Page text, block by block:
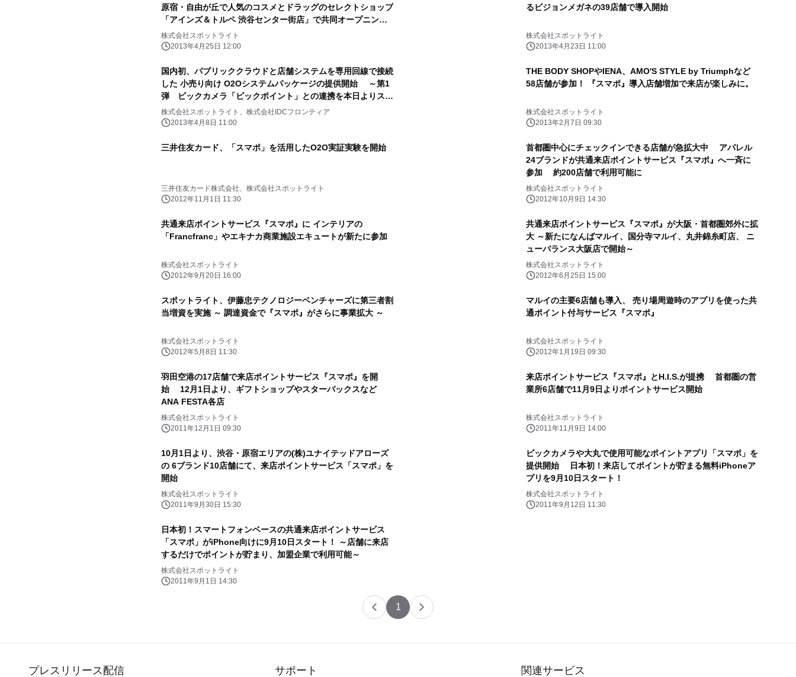
原宿・自由が丘で人気のコスメとドラッグのセレクトショップ
「アインズ＆トルペ 渋谷センター街店」で共同オープニング
イベント開催
株式会社スポットライト
2013年4月25日 12:00
るビジョンメガネの39店舗で導入開始
株式会社スポットライト
2013年4月23日 11:00
国内初、パブリッククラウドと店舗システムを専用回線で接続
した 小売り向け O2Oシステムパッケージの提供開始 ～第1
弾 ビックカメラ「ビックポイント」との連携を本日よりスタ
ート～
株式会社スポットライト、株式会社IDCフロンティア
2013年4月8日 11:00
THE BODY SHOPやIENA、AMO'S STYLE by Triumphなど
58店舗が参加！ 『スマポ』導入店舗増加で来店が楽しみに。
株式会社スポットライト
2013年2月7日 09:30
三井住友カード、「スマポ」を活用したO2O実証実験を開始
三井住友カード株式会社、株式会社スポットライト
2012年11月1日 11:30
首都圏中心にチェックインできる店舗が急拡大中 アパレル
24ブランドが共通来店ポイントサービス『スマポ』へ一斉に
参加 約200店舗で利用可能に
株式会社スポットライト
2012年10月9日 14:30
共通来店ポイントサービス『スマポ』に インテリアの
「Francfranc」やエキナカ商業施設エキュートが新たに参加
株式会社スポットライト
2012年9月20日 16:00
共通来店ポイントサービス『スマポ』が大阪・首都圏郊外に拡
大 ～新たになんばマルイ、国分寺マルイ、丸井錦糸町店、 ニ
ューバランス大阪店で開始～
株式会社スポットライト
2012年6月25日 15:00
スポットライト、伊藤忠テクノロジーベンチャーズに第三者割
当増資を実施 ～ 調達資金で『スマポ』がさらに事業拡大 ～
株式会社スポットライト
2012年5月8日 11:30
マルイの主要6店舗も導入、 売り場周遊時のアプリを使った共
通ポイント付与サービス『スマポ』
株式会社スポットライト
2012年1月19日 09:30
羽田空港の17店舗で来店ポイントサービス『スマポ』を開
始 12月1日より、ギフトショップやスターバックスなど
ANA FESTA各店
株式会社スポットライト
2011年12月1日 09:30
来店ポイントサービス『スマポ』とH.I.S.が提携 首都圏の営
業所6店舗で11月9日よりポイントサービス開始
株式会社スポットライト
2011年11月9日 14:00
10月1日より、渋谷・原宿エリアの(株)ユナイテッドアローズ
の 6ブランド10店舗にて、来店ポイントサービス「スマポ」を
開始
株式会社スポットライト
2011年9月30日 15:30
ビックカメラや大丸で使用可能なポイントアプリ「スマポ」を
提供開始 日本初！来店してポイントが貯まる無料iPhoneア
プリを9月10日スタート！
株式会社スポットライト
2011年9月12日 11:30
日本初！スマートフォンベースの共通来店ポイントサービス
「スマポ」がiPhone向けに9月10日スタート！ ～店舗に来店
するだけでポイントが貯まり、加盟企業で利用可能～
株式会社スポットライト
2011年9月1日 14:30
1
プレスリリース配信 サポート 関連サービス